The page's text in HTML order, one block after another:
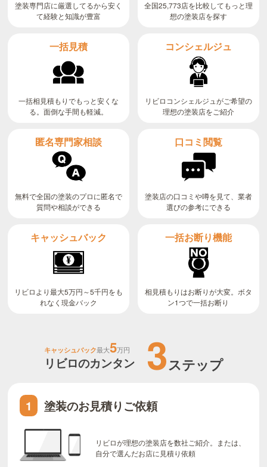
塗装専門店に厳選してるから安く
て経験と知識が豊富
全国25,773店を比較してもっと理
想の塗装店を探す
一括見積
一括相見積もりでもっと安くな
る。面倒な手間も軽減。
コンシェルジュ
リビロコンシェルジュがご希望の
理想の塗装店をご紹介
匿名専門家相談
無料で全国の塗装のプロに匿名で
質問や相談ができる
口コミ閲覧
塗装店の口コミや噂を見て、業者
選びの参考にできる
キャッシュバック
リビロより最大5万円～5千円をも
れなく現金バック
一括お断り機能
相見積もりはお断りが大変。ボタ
ン1つで一括お断り
キャッシュバック最大5万円
リビロのカンタン 3ステップ
1 塗装のお見積りご依頼
リビロが理想の塗装店を数社ご紹介。または、
自分で選んだお店に見積り依頼